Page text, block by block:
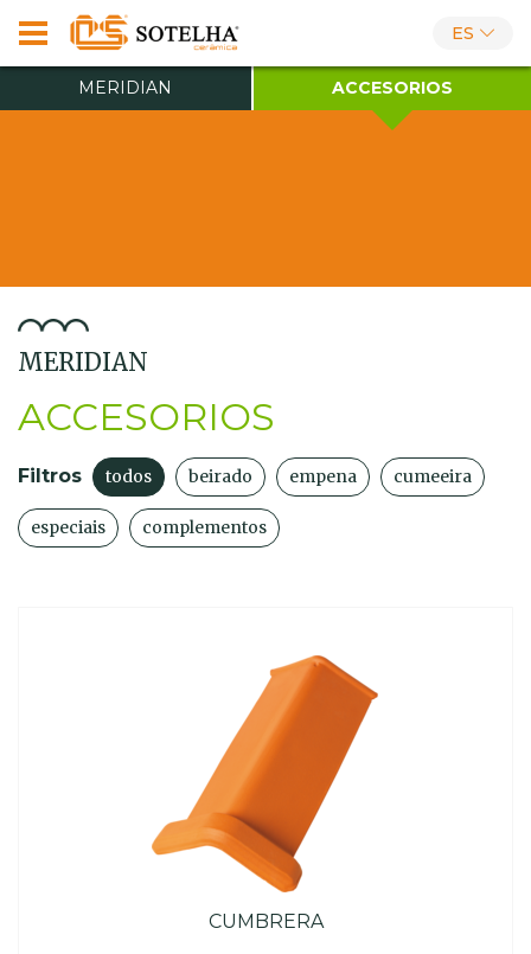
ES
MERIDIAN ACCESORIOS
MERIDIAN
ACCESORIOS
Filtros todos beirado empena cumeeira
especiais complementos
CUMBRERA